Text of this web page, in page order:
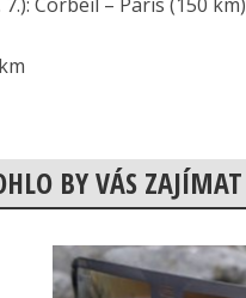
BY VÁS ZAJÍMAT